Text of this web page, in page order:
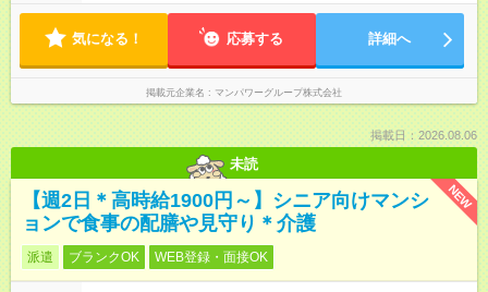
気になる！ 応募する 詳細へ
掲載元企業名 マンパワーグループ株式会社
掲載日：2026.08.06
未読
NEW
【週2日＊高時給1900円～】シニア向けマンシ
ョンで食事の配膳や見守り＊介護
派遣 ブランクOK WEB登録・面接OK